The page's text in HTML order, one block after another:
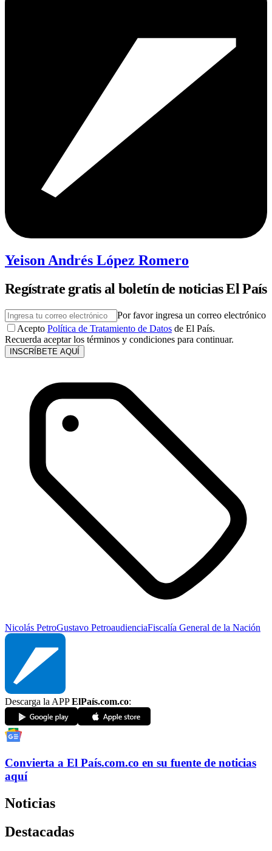
Yeison Andrés López Romero
Regístrate gratis al boletín de noticias El País
Por favor ingresa un correo electrónico
Acepto Política de Tratamiento de Datos de El País.
Recuerda aceptar los términos y condiciones para continuar.
INSCRÍBETE AQUÍ
Nicolás PetroGustavo PetroaudienciaFiscalía General de la Nación
Descarga la APPElPaís.com.co:
Convierta a El País.com.co en su fuente de noticias
aquí
Noticias
Destacadas